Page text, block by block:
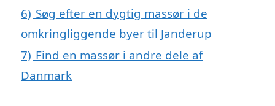
6) Søg efter en dygtig massør i de
omkringliggende byer til Janderup
7) Find en massør i andre dele af
Danmark